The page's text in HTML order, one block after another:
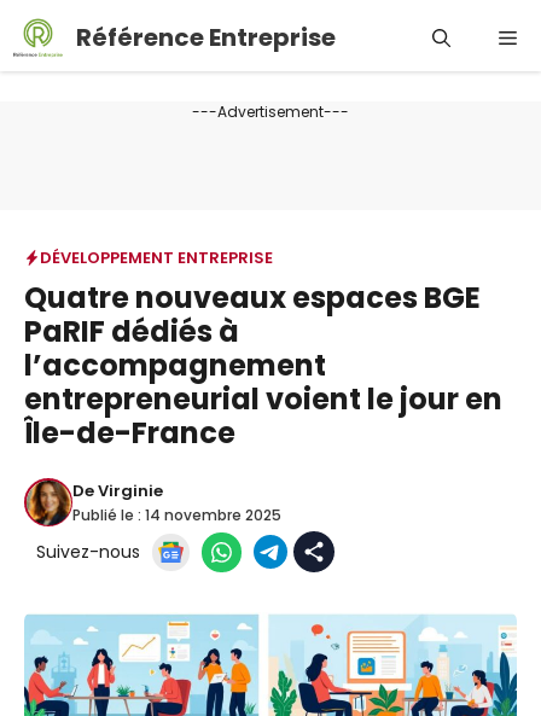
Aller
contenu
Référence Entreprise
---Advertisement---
DÉVELOPPEMENT ENTREPRISE
Quatre nouveaux espaces BGE
PaRIF dédiés à
l’accompagnement
entrepreneurial voient le jour en
Île-de-France
DeVirginie
Publié le : 14 novembre 2025
Suivez-nous